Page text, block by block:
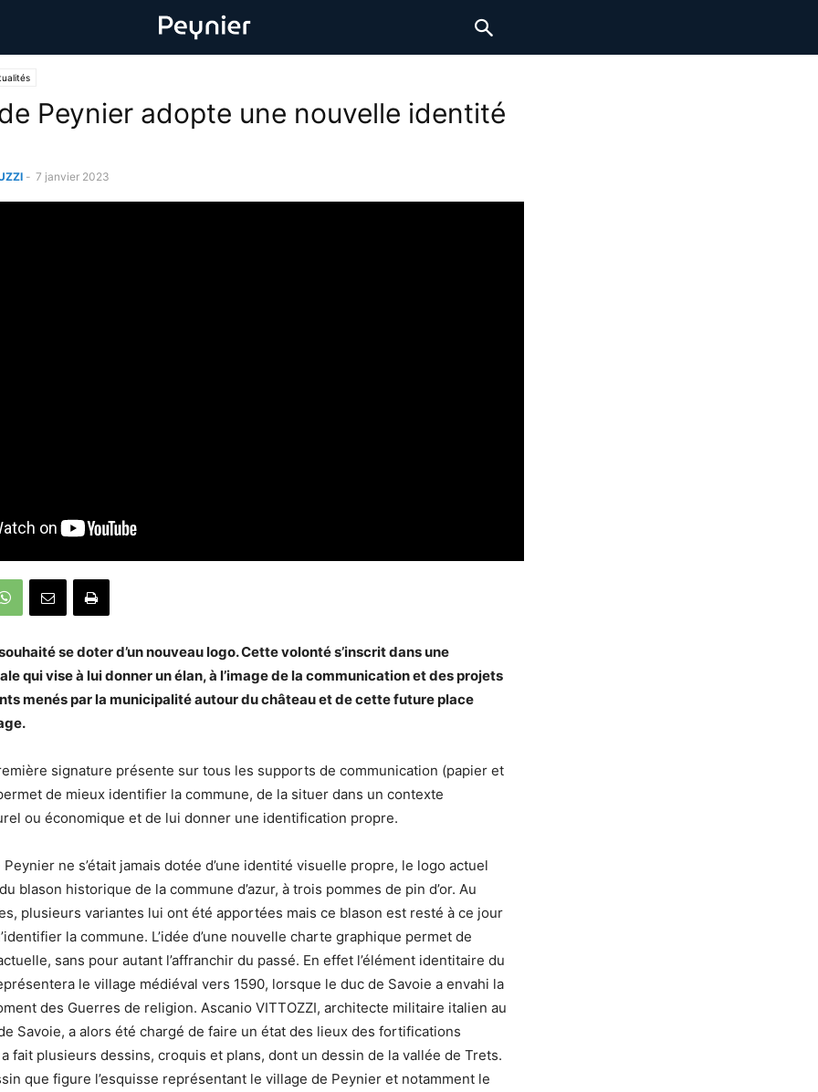
Peynier adopte une nouvelle identité
- 7 janvier 2023
se doter d’un nouveau logo. Cette volonté s’inscrit dans une
qui vise à lui donner un élan, à l’image de la communication et des projets
menés par la municipalité autour du château et de cette future place
signature présente sur tous les supports de communication (papier et
de mieux identifier la commune, de la situer dans un contexte
ou économique et de lui donner une identification propre.
Peynier ne s’était jamais dotée d’une identité visuelle propre, le logo actuel
blason historique de la commune d’azur, à trois pommes de pin d’or. Au
plusieurs variantes lui ont été apportées mais ce blason est resté à ce jour
la commune. L’idée d’une nouvelle charte graphique permet de
sans pour autant l’affranchir du passé. En effet l’élément identitaire du
le village médiéval vers 1590, lorsque le duc de Savoie a envahi la
des Guerres de religion. Ascanio VITTOZZI, architecte militaire italien au
Savoie, a alors été chargé de faire un état des lieux des fortifications
fait plusieurs dessins, croquis et plans, dont un dessin de la vallée de Trets.
que figure l’esquisse représentant le village de Peynier et notamment le